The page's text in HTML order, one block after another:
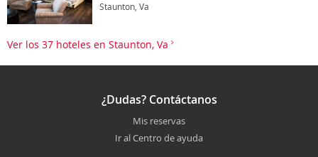
Staunton, Va
Ver los 37 hoteles en Staunton, Va
¿Dudas? Contáctanos
Mis reservas
Ir al Centro de ayuda